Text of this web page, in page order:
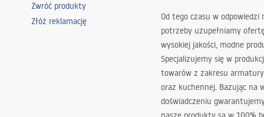
Zwróć produkty
Złóż reklamację
Od tego czasu w odpowiedzi
potrzeby uzupełniamy
wysokiej jakości, modne
Specjalizujemy się w
towarów z zakresu
oraz kuchennej. Bazując na
doświadczeniu